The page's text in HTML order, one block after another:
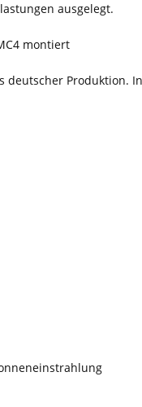
ausgelegt.
montiert
Produktion.